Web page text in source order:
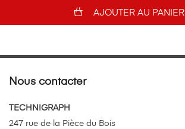
AJOUTER AU PANIER
Nous contacter
TECHNIGRAPH
247 rue de la Pièce du Bois